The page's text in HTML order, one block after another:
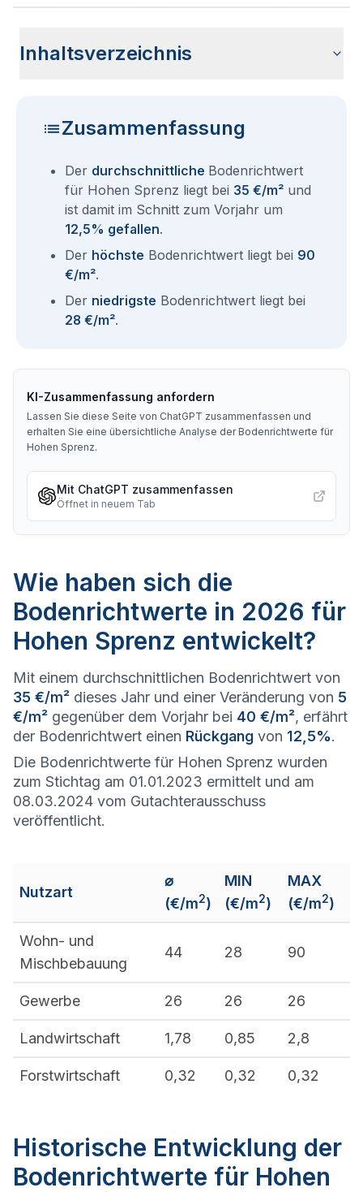
Inhaltsverzeichnis
Zusammenfassung
Der durchschnittliche Bodenrichtwert
für Hohen Sprenz liegt bei 35 €/m² und
ist damit im Schnitt zum Vorjahr um
12,5% gefallen.
Der höchste Bodenrichtwert liegt bei 90
€/m².
Der niedrigste Bodenrichtwert liegt bei
28 €/m².
KI-Zusammenfassung anfordern
Lassen Sie diese Seite von ChatGPT zusammenfassen und
erhalten Sie eine übersichtliche Analyse der Bodenrichtwerte für
Hohen Sprenz.
Mit ChatGPT zusammenfassen
Öffnet in neuem Tab
Wie haben sich die
Bodenrichtwerte in 2026 für
Hohen Sprenz entwickelt?
Mit einem durchschnittlichen Bodenrichtwert von
35 €/m² dieses Jahr und einer Veränderung von 5
€/m² gegenüber dem Vorjahr bei 40 €/m², erfährt
der Bodenrichtwert einen Rückgang von 12,5%.
Die Bodenrichtwerte für Hohen Sprenz wurden
zum Stichtag am 01.01.2023 ermittelt und am
08.03.2024 vom Gutachterausschuss
veröffentlicht.
Nutzart
⌀
(€/m2)
MIN
(€/m2)
MAX
(€/m2)
Wohn- und
Mischbebauung
44 28 90
Gewerbe 26 26 26
Landwirtschaft 1,78 0,85 2,8
Forstwirtschaft 0,32 0,32 0,32
Historische Entwicklung der
Bodenrichtwerte für Hohen